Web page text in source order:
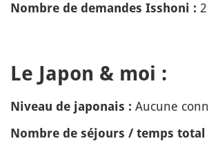
Nombre de demandes Isshoni : 2
Le Japon & moi :
Niveau de japonais : Aucune
Nombre de séjours / temps total